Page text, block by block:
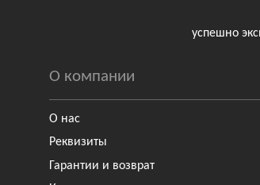
успешно
О компании
О нас
Реквизиты
Гарантии и возврат